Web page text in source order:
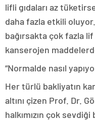
lifli gıdaları az
daha fazla etkili
bağırsakta çok fazla lif
kanserojen
“Normalde nasıl
Her türlü bakliyatın
altını çizen Prof. Dr.
halkımızın çok